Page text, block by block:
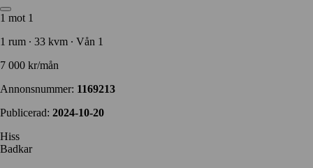
1 mot 1
1 rum ∙ 33 kvm ∙ Vån 1
7 000 kr/mån
Annonsnummer: 1169213
Publicerad: 2024-10-20
Hiss
Badkar